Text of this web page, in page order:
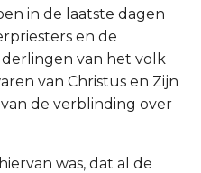
in de laatste dagen
en de
van het volk
van Christus en Zijn
de verblinding over
was, dat al de